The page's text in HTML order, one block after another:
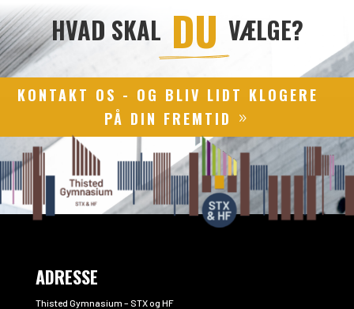
HVAD SKAL DU VÆLGE?
KONTAKT OS - OG BLIV LIDT KLOGERE
PÅ DIN FREMTID
ADRESSE
Thisted Gymnasium – STX og HF